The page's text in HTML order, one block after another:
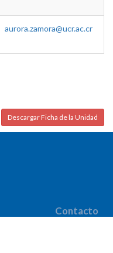
aurora.zamora@ucr.ac.cr
Descargar Ficha de la Unidad
Contacto